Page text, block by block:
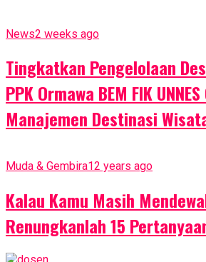
News2 weeks ago
Tingkatkan Pengelolaan
PPK Ormawa BEM FIK
Manajemen Destinasi
Muda & Gembira12 years ago
Kalau Kamu Masih
Renungkanlah 15